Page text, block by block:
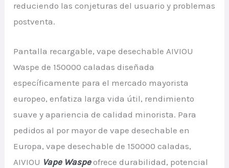
reduciendo las conjeturas del usuario y problemas
postventa.
Pantalla recargable, vape desechable AIVIOU
Waspe de 150000 caladas diseñada
específicamente para el mercado mayorista
europeo, enfatiza larga vida útil, rendimiento
suave y apariencia de calidad minorista. Para
pedidos al por mayor de vape desechable en
Europa, vape desechable de 150000 caladas,
AIVIOU Vape Waspe ofrece durabilidad, potencial